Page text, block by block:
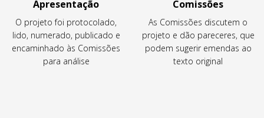
Apresentação
O projeto foi protocolado,
lido, numerado, publicado e
encaminhado às Comissões
para análise
Comissões
As Comissões discutem o
projeto e dão pareceres, que
podem sugerir emendas ao
texto original